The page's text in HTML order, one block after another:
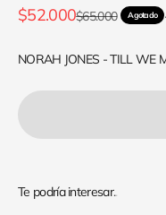
Precio de oferta
$52.000Precio normal
$65.000 Agotado
NORAH JONES - TILL WE